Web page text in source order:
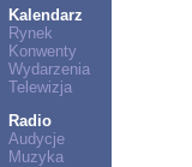
Kalendarz
Rynek
Konwenty
Wydarzenia
Telewizja
Radio
Audycje
Muzyka